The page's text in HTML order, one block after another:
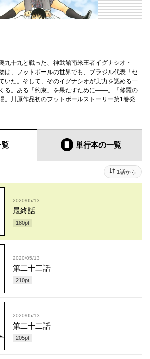
九十九と戦った、神武館南米王者イグナシオ・
は、フットボールの世界でも、ブラジル代表「セ
いた。そして、そのイグナシオが実力を認める一
る。ある「約束」を果たすために――。『修羅の
。川原作品初のフットボールストーリー第1巻発
単行本の一覧
1話から
2020/05/13
最終話
180pt
2020/05/13
第二十三話
210pt
2020/05/13
第二十二話
205pt